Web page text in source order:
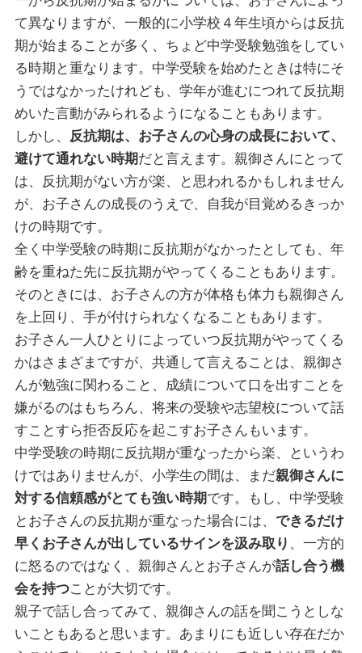
て異なりますが、一般的に小学校４年生頃からは反抗
期が始まることが多く、ちょど中学受験勉強をしてい
る時期と重なります。中学受験を始めたときは特にそ
うではなかったけれども、学年が進むにつれて反抗期
めいた言動がみられるようになることもあります。
しかし、
反抗期は、お子さんの心身の成長において、
避けて通れない時期だと言えます。親御さんにとって
は、反抗期がない方が楽、と思われるかもしれません
が、お子さんの成長のうえで、自我が目覚めるきっか
けの時期です。
全く中学受験の時期に反抗期がなかったとしても、年
齢を重ねた先に反抗期がやってくることもあります。
そのときには、お子さんの方が体格も体力も親御さん
を上回り、手が付けられなくなることもあります。
お子さん一人ひとりによっていつ反抗期がやってくる
かはさまざまですが、共通して言えることは、親御さ
んが勉強に関わること、成績について口を出すことを
嫌がるのはもちろん、将来の受験や志望校について話
すことすら拒否反応を起こすお子さんもいます。
中学受験の時期に反抗期が重なったから楽、というわ
けではありませんが、小学生の間は、まだ親御さんに
対する信頼感がとても強い時期です。もし、中学受験
とお子さんの反抗期が重なった場合には、 できるだけ
早くお子さんが出しているサインを汲み取り 、一方的
に怒るのではなく、親御さんとお子さんが話し合う機
会を持つことが大切です。
親子で話し合ってみて、親御さんの話を聞こうとしな
いこともあると思います。あまりにも近しい存在だか